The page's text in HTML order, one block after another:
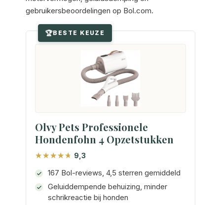
gebruikersbeoordelingen op Bol.com.
BESTE KEUZE
Olvy Pets Professionele
Hondenfohn 4 Opzetstukken
9,3
167 Bol-reviews, 4,5 sterren gemiddeld
Geluiddempende behuizing, minder
schrikreactie bij honden